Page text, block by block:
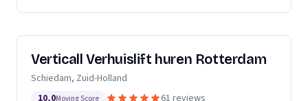
Verticall Verhuislift huren Rotterdam
Schiedam, Zuid-Holland
10,0Moving Score 61 reviews